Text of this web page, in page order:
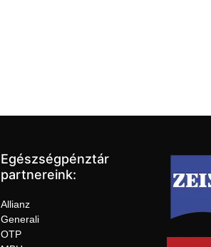
Egészségpénztár
partnereink:
Allianz
Generali
OTP